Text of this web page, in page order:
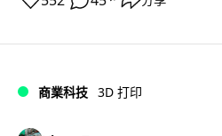
商業科技 3D 打印